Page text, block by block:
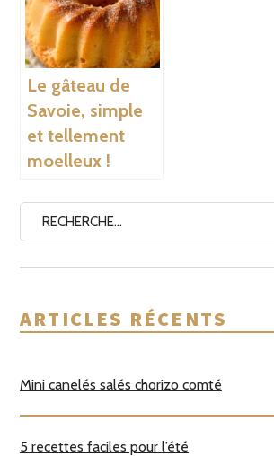
Le gâteau de
Savoie, simple
et tellement
moelleux !
ARTICLES RÉCENTS
Mini canelés salés chorizo comté
5 recettes faciles pour l’été